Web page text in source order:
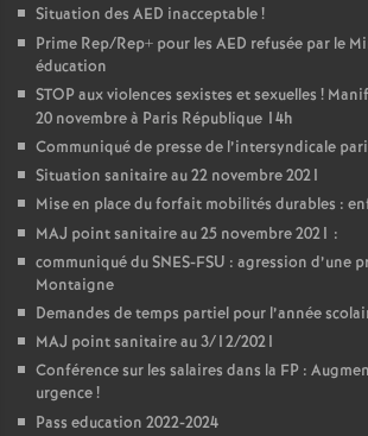
Situation des AED inacceptable!
Prime Rep/Rep+ pour les AED refusée par le
éducation
STOP aux violences sexistes et sexuelles !
20 novembre à Paris République 14h
Communiqué de presse de l’intersyndicale
Situation sanitaire au 22 novembre 2021
Mise en place du forfait mobilités durables :
MAJ point sanitaire au 25 novembre 2021 :
communiqué du SNES-FSU : agression d’une
Montaigne
Demandes de temps partiel pour l’année
MAJ point sanitaire au 3/12/2021
Conférence sur les salaires dans la FP :
urgence!
Pass education 2022-2024